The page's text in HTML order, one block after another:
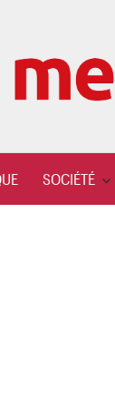
SOCIÉTÉ